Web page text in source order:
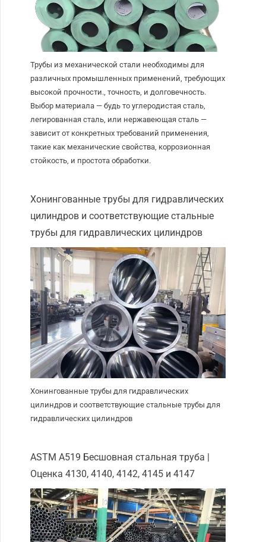
Трубы из механической стали необходимы для
различных промышленных применений, требующих
высокой прочности., точность, и долговечность.
Выбор материала — будь то углеродистая сталь,
легированная сталь, или нержавеющая сталь —
зависит от конкретных требований применения,
такие как механические свойства, коррозионная
стойкость, и простота обработки.
Хонингованные трубы для гидравлических
цилиндров и соответствующие стальные
трубы для гидравлических цилиндров
Хонингованные трубы для гидравлических
цилиндров и соответствующие стальные трубы для
гидравлических цилиндров
ASTM A519 Бесшовная стальная труба |
Оценка 4130, 4140, 4142, 4145 и 4147